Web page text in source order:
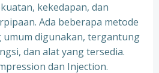
kekedapan, dan
Ada beberapa metode
umum digunakan, tergantung
dan alat yang tersedia.
dan Injection.